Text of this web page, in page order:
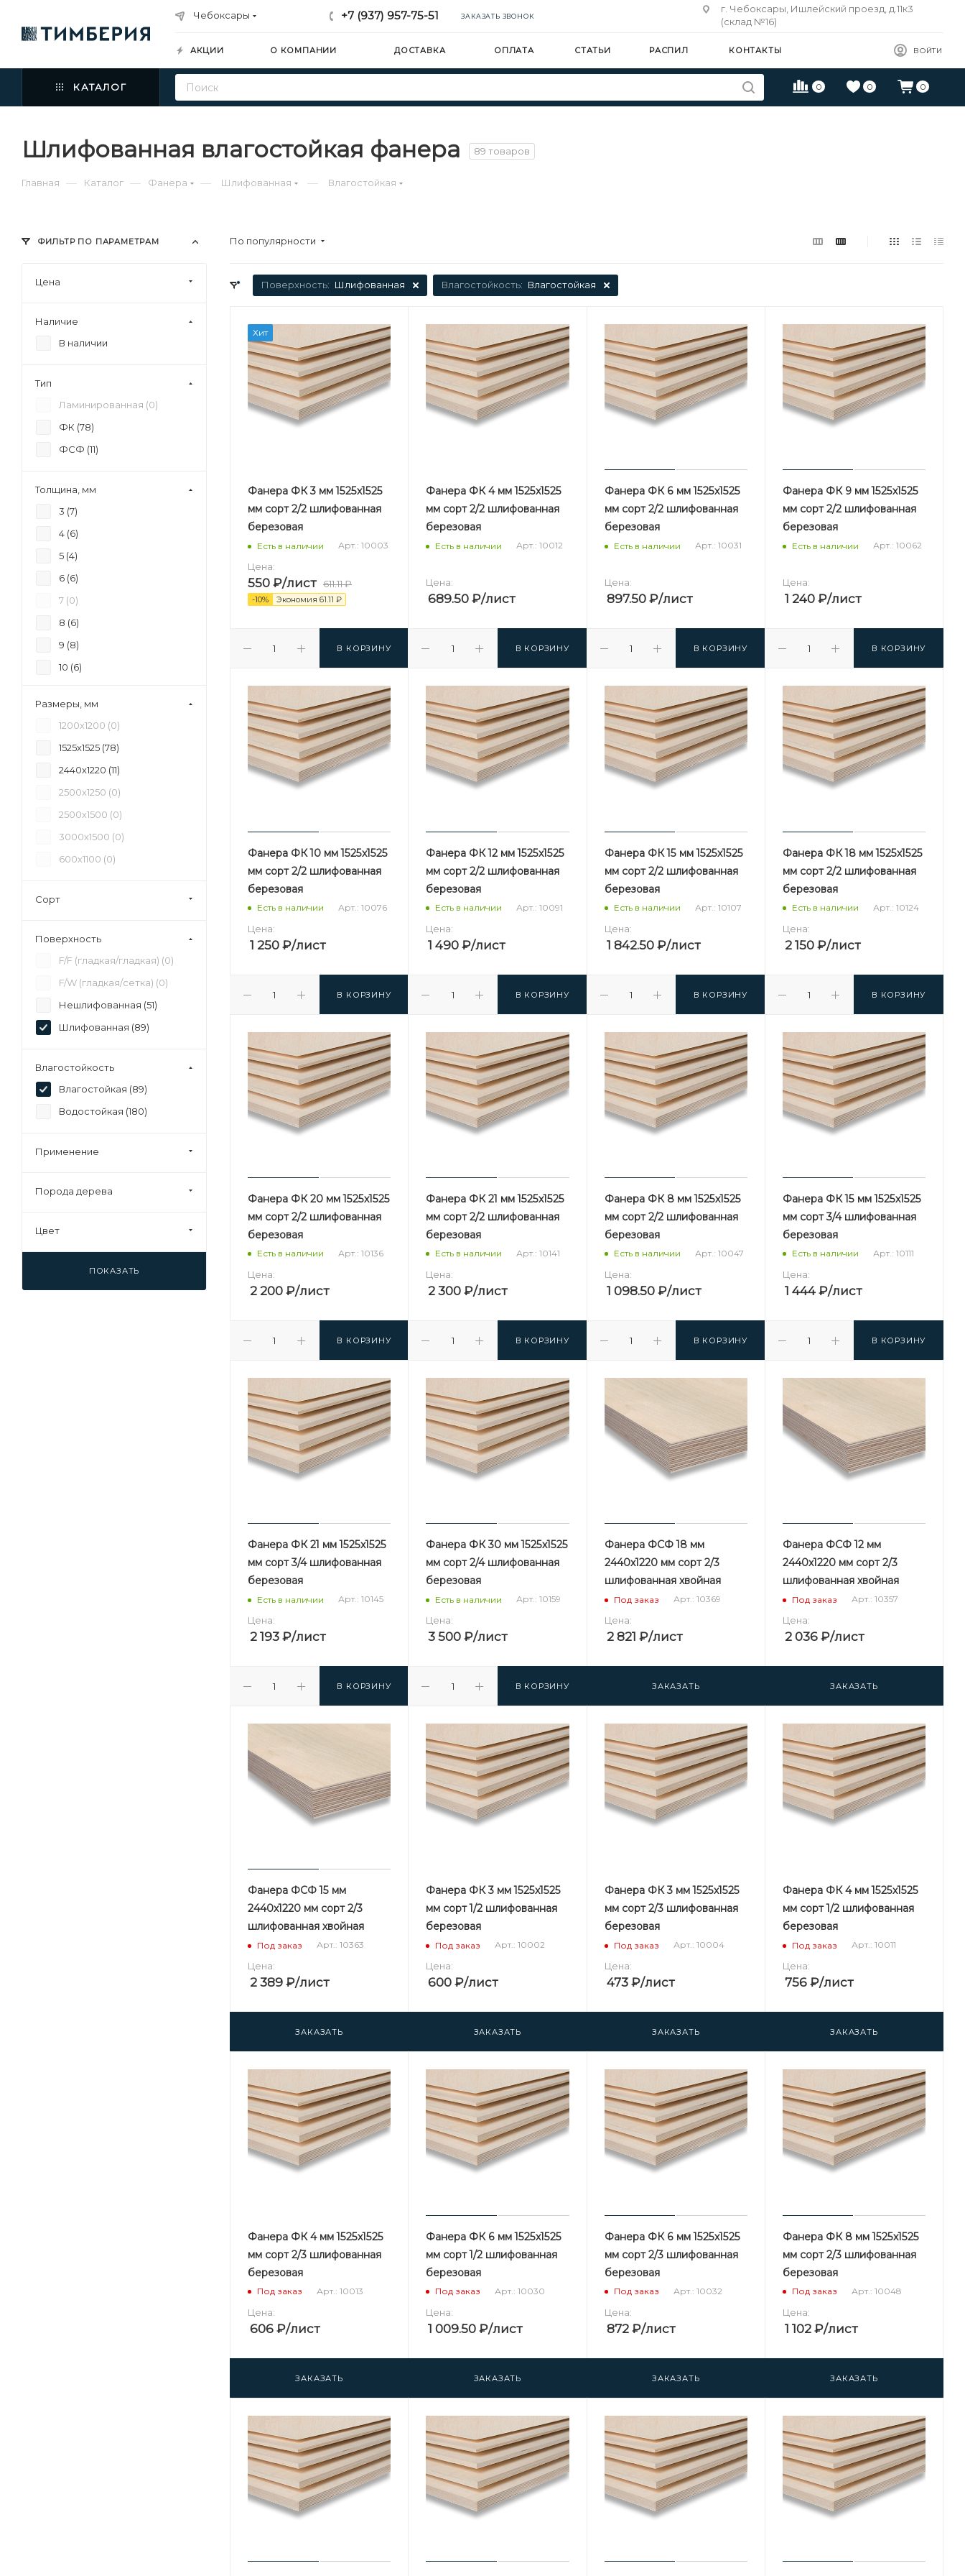
Чебоксары +7 (937) 957-75-51 ЗАКАЗАТЬ ЗВОНОК
г. Чебоксары, Ишлейский проезд, д.11к3
(склад №16)
ВОЙТИ
АКЦИИ О КОМПАНИИ ДОСТАВКА ОПЛАТА СТАТЬИ РАСПИЛ КОНТАКТЫ
0 0 0
КАТАЛОГ
Шлифованная влагостойкая фанера 89 товаров
Главная — Каталог — Фанера — Шлифованная — Влагостойкая
По популярности
Поверхность: Шлифованная Влагостойкость: Влагостойкая
Хит
Фанера ФК 3 мм 1525х1525
мм сорт 2/2 шлифованная
березовая
Есть в наличии Арт.: 10003
Цена:
550 ₽/лист 611.11₽
-10% Экономия 61.11 ₽
В КОРЗИНУ
Фанера ФК 4 мм 1525х1525
мм сорт 2/2 шлифованная
березовая
Есть в наличии Арт.: 10012
Цена:
689.50 ₽/лист
В КОРЗИНУ
Фанера ФК 6 мм 1525х1525
мм сорт 2/2 шлифованная
березовая
Есть в наличии Арт.: 10031
Цена:
897.50₽/лист
В КОРЗИНУ
Фанера ФК 9 мм 1525х1525
мм сорт 2/2 шлифованная
березовая
Есть в наличии Арт.: 10062
Цена:
1 240₽/лист
В КОРЗИНУ
Фанера ФК 10 мм 1525х1525
мм сорт 2/2 шлифованная
березовая
Есть в наличии Арт.: 10076
Цена:
1 250 ₽/лист
В КОРЗИНУ
Фанера ФК 12 мм 1525х1525
мм сорт 2/2 шлифованная
березовая
Есть в наличии Арт.: 10091
Цена:
1 490 ₽/лист
В КОРЗИНУ
Фанера ФК 15 мм 1525х1525
мм сорт 2/2 шлифованная
березовая
Есть в наличии Арт.: 10107
Цена:
1 842.50₽/лист
В КОРЗИНУ
Фанера ФК 18 мм 1525х1525
мм сорт 2/2 шлифованная
березовая
Есть в наличии Арт.: 10124
Цена:
2 150₽/лист
В КОРЗИНУ
Фанера ФК 20 мм 1525х1525
мм сорт 2/2 шлифованная
березовая
Есть в наличии Арт.: 10136
Цена:
2 200 ₽/лист
В КОРЗИНУ
Фанера ФК 21 мм 1525х1525
мм сорт 2/2 шлифованная
березовая
Есть в наличии Арт.: 10141
Цена:
2 300 ₽/лист
В КОРЗИНУ
Фанера ФК 8 мм 1525х1525
мм сорт 2/2 шлифованная
березовая
Есть в наличии Арт.: 10047
Цена:
1 098.50₽/лист
В КОРЗИНУ
Фанера ФК 15 мм 1525х1525
мм сорт 3/4 шлифованная
березовая
Есть в наличии Арт.: 10111
Цена:
1 444₽/лист
В КОРЗИНУ
Фанера ФК 21 мм 1525х1525
мм сорт 3/4 шлифованная
березовая
Есть в наличии Арт.: 10145
Цена:
2 193 ₽/лист
В КОРЗИНУ
Фанера ФК 30 мм 1525х1525
мм сорт 2/4 шлифованная
березовая
Есть в наличии Арт.: 10159
Цена:
3 500 ₽/лист
В КОРЗИНУ
Фанера ФСФ 18 мм
2440х1220 мм сорт 2/3
шлифованная хвойная
Под заказ Арт.: 10369
Цена:
2 821 ₽/лист
ЗАКАЗАТЬ
Фанера ФСФ 12 мм
2440х1220 мм сорт 2/3
шлифованная хвойная
Под заказ Арт.: 10357
Цена:
2 036₽/лист
ЗАКАЗАТЬ
Фанера ФСФ 15 мм
2440х1220 мм сорт 2/3
шлифованная хвойная
Под заказ Арт.: 10363
Цена:
2 389 ₽/лист
ЗАКАЗАТЬ
Фанера ФК 3 мм 1525х1525
мм сорт 1/2 шлифованная
березовая
Под заказ Арт.: 10002
Цена:
600 ₽/лист
ЗАКАЗАТЬ
Фанера ФК 3 мм 1525х1525
мм сорт 2/3 шлифованная
березовая
Под заказ Арт.: 10004
Цена:
473₽/лист
ЗАКАЗАТЬ
Фанера ФК 4 мм 1525х1525
мм сорт 1/2 шлифованная
березовая
Под заказ Арт.: 10011
Цена:
756₽/лист
ЗАКАЗАТЬ
Фанера ФК 4 мм 1525х1525
мм сорт 2/3 шлифованная
березовая
Под заказ Арт.: 10013
Цена:
606 ₽/лист
ЗАКАЗАТЬ
Фанера ФК 6 мм 1525х1525
мм сорт 1/2 шлифованная
березовая
Под заказ Арт.: 10030
Цена:
1 009.50 ₽/лист
ЗАКАЗАТЬ
Фанера ФК 6 мм 1525х1525
мм сорт 2/3 шлифованная
березовая
Под заказ Арт.: 10032
Цена:
872₽/лист
ЗАКАЗАТЬ
Фанера ФК 8 мм 1525х1525
мм сорт 2/3 шлифованная
березовая
Под заказ Арт.: 10048
Цена:
1 102₽/лист
ЗАКАЗАТЬ
ФИЛЬТР ПО ПАРАМЕТРАМ
Цена
Наличие
В наличии
Тип
Ламинированная (0)
ФК (78)
ФСФ (11)
Толщина, мм
3 (7)
4 (6)
5 (4)
6 (6)
7 (0)
8 (6)
9 (8)
10 (6)
12 (
35 ( 0)
37 (0)
40 (0)
45 (0)
Размеры, мм
1200х1200 (0)
1525х1525 (78)
2440х1220 (11)
2500х1250 (0)
2500х1500 (0)
3000х1500 (0)
600х1100 (0)
Сорт
Поверхность
F/F (гладкая/гладкая) (0)
F/W (гладкая/сетка) (0)
Нешлифованная (51)
Шлифованная (89)
Влагостойкость
Влагостойкая (89)
Водостойкая (180)
Применение
Порода дерева
Цвет
ПОКАЗАТЬ